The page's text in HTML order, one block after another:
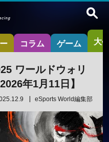
コラム ゲーム 大
ワールドウォリ
年1月11日】
eSports World編集部